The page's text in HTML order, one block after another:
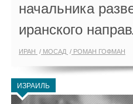
начальника
иранского
ИРАН МОСАД РОМАН ГОФМАН
ИЗРАИЛЬ